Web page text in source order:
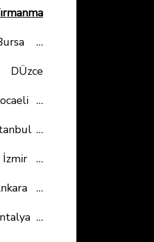
…
…
…
…
…
…